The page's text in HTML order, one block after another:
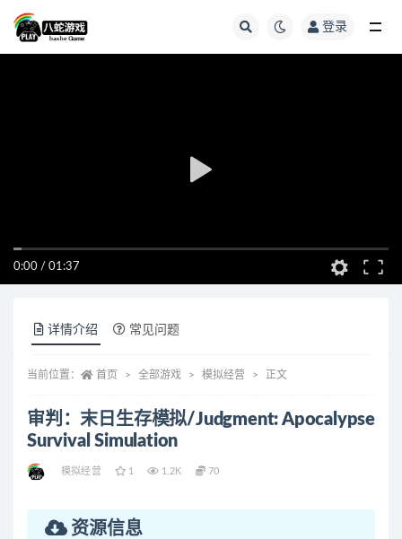
登录
0:00 / 01:37
详情介绍 常见问题
当前位置： 首页 全部游戏 模拟经营 正文
审判：末日生存模拟/Judgment: Apocalypse
Survival Simulation
模拟经营 1 1.2K 70
资源信息